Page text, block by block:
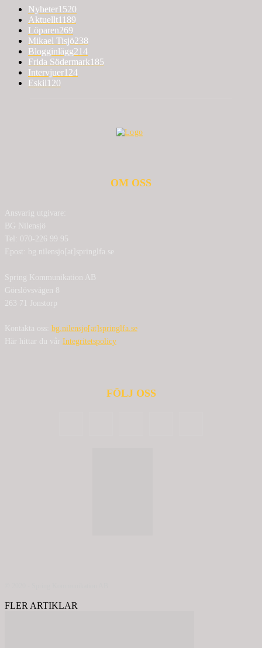
Nyheter1520
Aktuellt1189
Löparen269
Mikael Tisjö238
Blogginlägg214
Frida Södermark185
Intervjuer124
Eskil120
OM OSS
Ansvarig utgivare:
BG Nilensjö
Tel: 070-226 99 95
Epost: bg.nilensjo[at]springlfa.se
Spring Kommunikation AB
Görslövsvägen 8
263 71 Jonstorp
Kontakta oss: bg.nilensjo[at]springlfa.se
Här hittar du vår Integritetspolicy
FÖLJ OSS
FLER ARTIKLAR